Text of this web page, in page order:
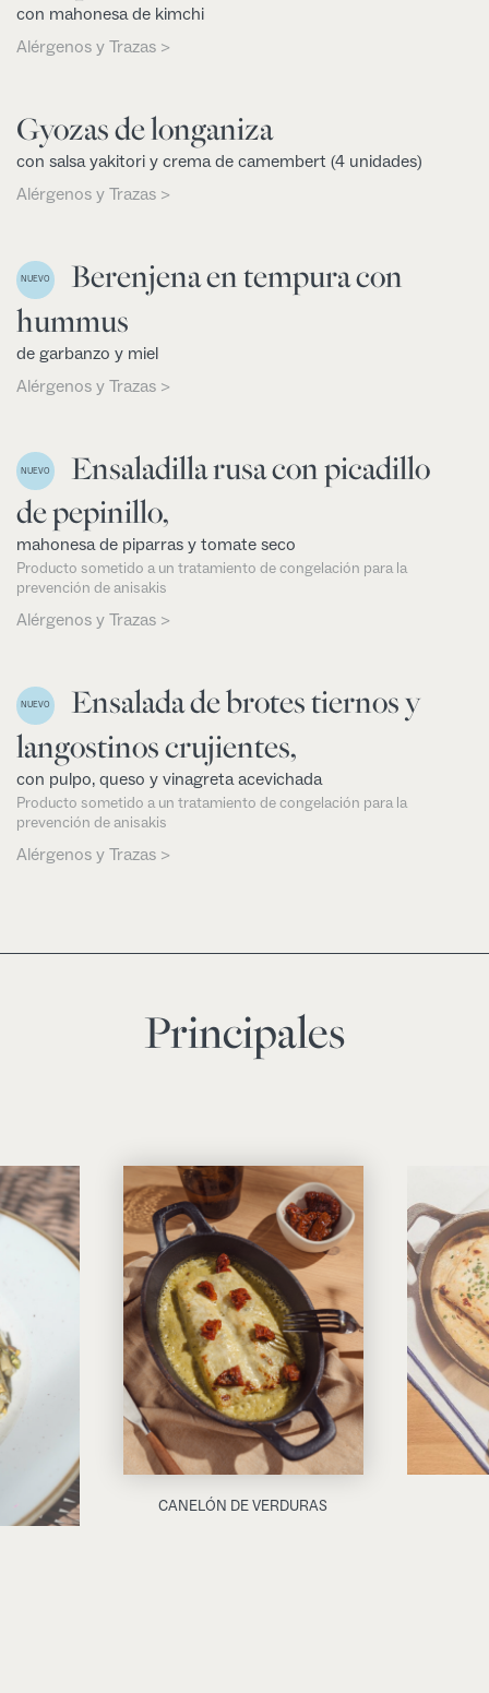
con mahonesa de kimchi
Alérgenos y Trazas >
Gyozas de longaniza
con salsa yakitori y crema de camembert (4 unidades)
Alérgenos y Trazas >
NUEVO
Berenjena en tempura con
hummus
de garbanzo y miel
Alérgenos y Trazas >
NUEVO
Ensaladilla rusa con picadillo
de pepinillo,
mahonesa de piparras y tomate seco
Producto sometido a un tratamiento de congelación para la
prevención de anisakis
Alérgenos y Trazas >
NUEVO
Ensalada de brotes tiernos y
langostinos crujientes,
con pulpo, queso y vinagreta acevichada
Producto sometido a un tratamiento de congelación para la
prevención de anisakis
Alérgenos y Trazas >
Principales
CANELÓN DE VERDURAS